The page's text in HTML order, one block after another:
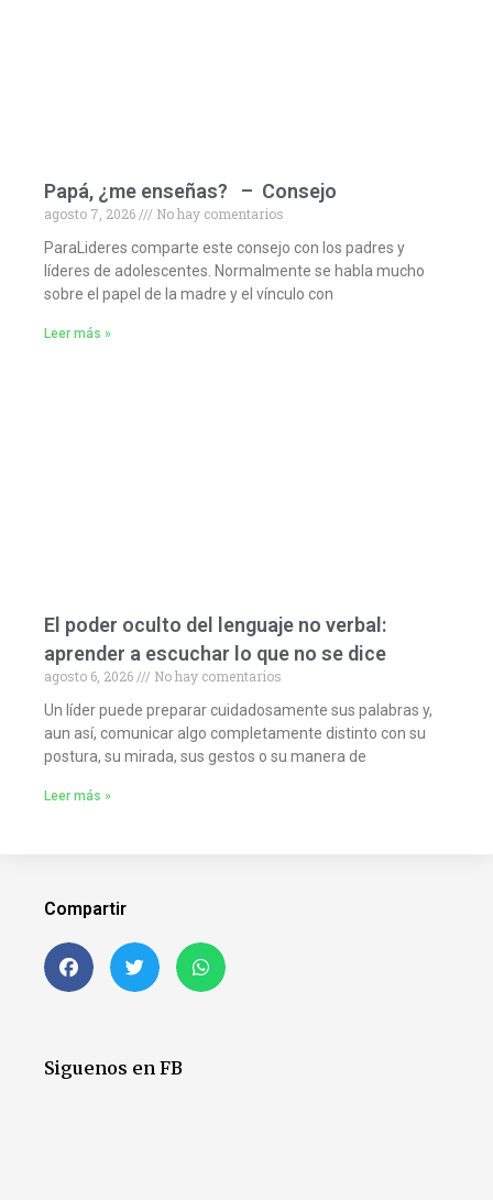
Papá, ¿me enseñas? – Consejo
agosto 7, 2026
No hay comentarios
ParaLideres comparte este consejo con los padres y
líderes de adolescentes. Normalmente se habla mucho
sobre el papel de la madre y el vínculo con
Leer más »
El poder oculto del lenguaje no verbal:
aprender a escuchar lo que no se dice
agosto 6, 2026
No hay comentarios
Un líder puede preparar cuidadosamente sus palabras y,
aun así, comunicar algo completamente distinto con su
postura, su mirada, sus gestos o su manera de
Leer más »
Compartir
Siguenos en FB